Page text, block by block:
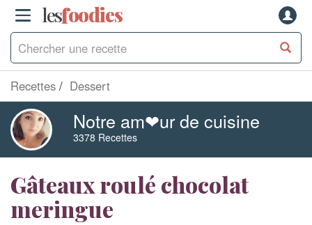
lesfoodies
Recettes Dessert
Notre am❤ur de cuisine
3378 Recettes
Gâteaux roulé chocolat
meringue